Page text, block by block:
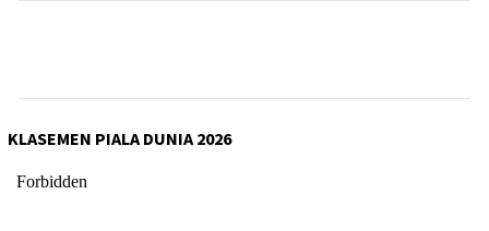
KLASEMEN PIALA DUNIA 2026